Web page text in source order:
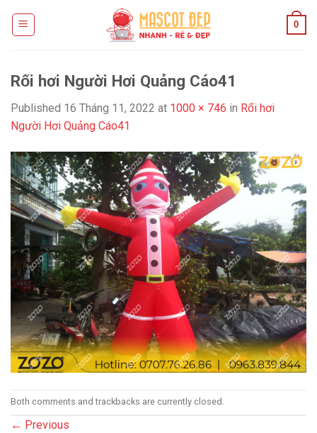
0
Rối hơi Người Hơi Quảng Cáo41
Published 16 Tháng 11, 2022 at 1000 × 746 in Rối hơi
Người Hơi Quảng Cáo41
Both comments and trackbacks are currently closed.
← Previous